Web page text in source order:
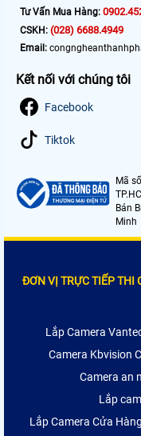
Tư Vấn Mua Hàng:
CSKH: (028) 6688.4949
Email:
Kết nối với chúng tôi
Facebook
Tiktok
Mã
Bán
Minh
ĐƠN VỊ TRỰC TIẾP THI
Lắp Camera
Camera Kbvision
Camera an
Lắp
Lắp Camera Cửa